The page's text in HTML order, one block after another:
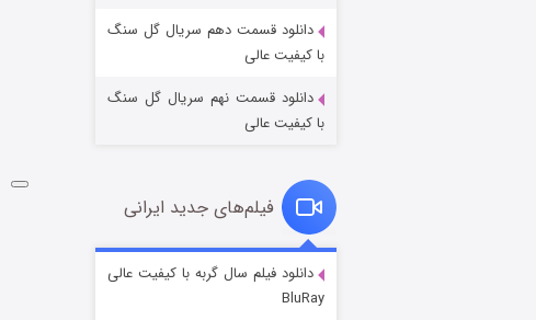
قسمت ۲ (زیرنویس) منتشر شد
شکست استوارت در نجات جهان
قسمت
دانلود قسمت دهم سریال گل سنگ
با کیفیت عالی
دانلود قسمت نهم سریال گل سنگ
با کیفیت عالی
فیلم‌های جدید ایرانی
دانلود فیلم سال گربه با کیفیت عالی
BluRay